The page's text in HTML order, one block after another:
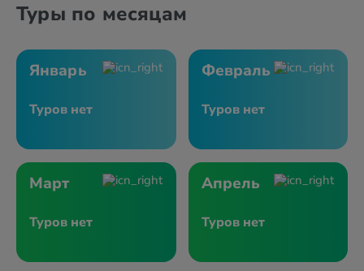
Туры по месяцам
Январь
Туров нет
Февраль
Туров нет
Март
Туров нет
Апрель
Туров нет